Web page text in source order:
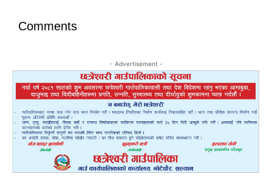
Comments
- Advertisement -